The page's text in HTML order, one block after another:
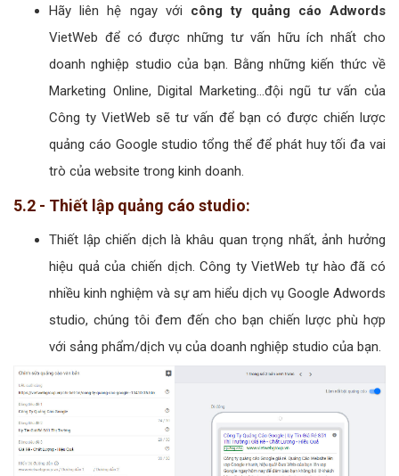
Hãy liên hệ ngay với công ty quảng cáo Adwords
VietWeb để có được những tư vấn hữu ích nhất cho
doanh nghiệp studio của bạn. Bằng những kiến thức về
Marketing Online, Digital Marketing...đội ngũ tư vấn của
Công ty VietWeb sẽ tư vấn để bạn có được chiến lược
quảng cáo Google studio tổng thể để phát huy tối đa vai
trò của website trong kinh doanh.
5.2 - Thiết lập quảng cáo studio:
Thiết lập chiến dịch là khâu quan trọng nhất, ảnh hưởng
hiệu quả của chiến dịch. Công ty VietWeb tự hào đã có
nhiều kinh nghiệm và sự am hiểu dịch vụ Google Adwords
studio, chúng tôi đem đến cho bạn chiến lược phù hợp
với sảng phẩm/dịch vụ của doanh nghiệp studio của bạn.